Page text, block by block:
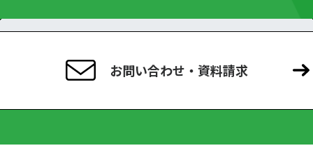
お問い合わせ・資料請求